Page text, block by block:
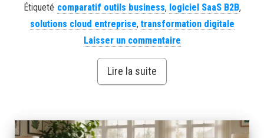
Étiqueté comparatif outils business, logiciel SaaS B2B,
solutions cloud entreprise, transformation digitale
Laisser un commentaire
Lire la suite